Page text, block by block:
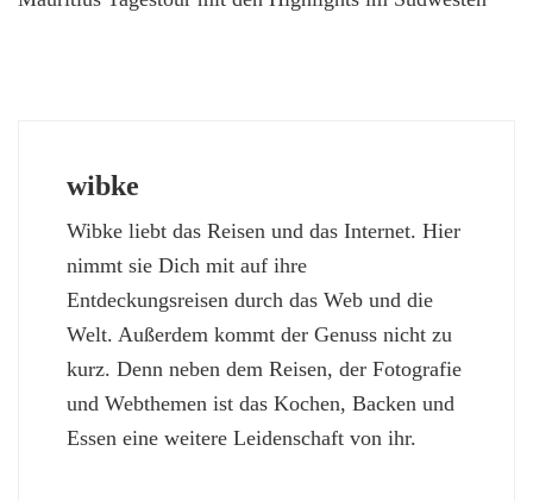
wibke
Wibke liebt das Reisen und das Internet. Hier
nimmt sie Dich mit auf ihre
Entdeckungsreisen durch das Web und die
Welt. Außerdem kommt der Genuss nicht zu
kurz. Denn neben dem Reisen, der Fotografie
und Webthemen ist das Kochen, Backen und
Essen eine weitere Leidenschaft von ihr.